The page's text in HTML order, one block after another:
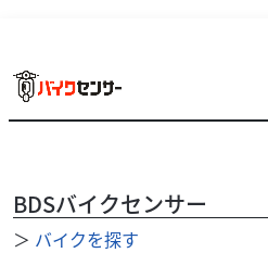
BDSバイクセンサー
＞ バイクを探す